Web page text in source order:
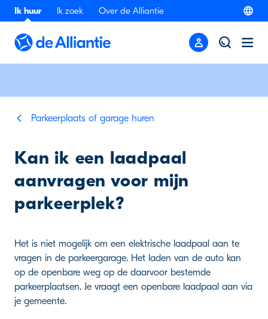
Ik huur Ik zoek Over de Alliantie
Parkeerplaats of garage huren
Kan ik een laadpaal
aanvragen voor mijn
parkeerplek?
Het is niet mogelijk om een elektrische laadpaal aan te
vragen in de parkeergarage. Het laden van de auto kan
op de openbare weg op de daarvoor bestemde
parkeerplaatsen. Je vraagt een openbare laadpaal aan via
je gemeente.